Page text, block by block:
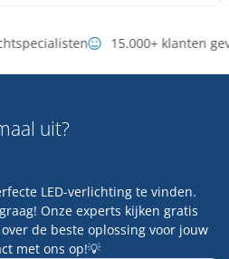
15.000+ klanten
uit?
LED-verlichting te vinden.
Onze experts kijken gratis
de beste oplossing voor jouw
met ons op!💡